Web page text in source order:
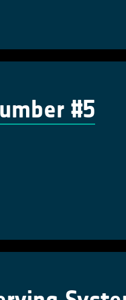
#5